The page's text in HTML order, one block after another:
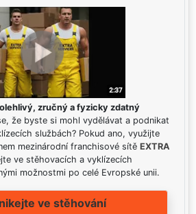
zručný a fyzicky zdatný
že byste si mohl vydělávat a podnikat
službách? Pokud ano, využijte
mezinárodní franchisové sítě EXTRA
ve stěhovacích a vyklízecích
možnostmi po celé Evropské unii.
ve stěhování